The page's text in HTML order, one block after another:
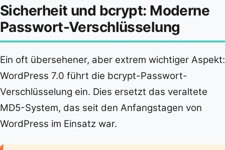
Sicherheit und bcrypt: Moderne
Passwort-Verschlüsselung
Ein oft übersehener, aber extrem wichtiger Aspekt:
WordPress 7.0 führt die bcrypt-Passwort-
Verschlüsselung ein. Dies ersetzt das veraltete
MD5-System, das seit den Anfangstagen von
WordPress im Einsatz war.